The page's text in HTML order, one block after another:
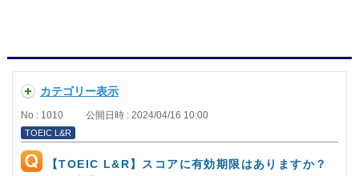
カテゴリー表示
No : 1010 公開日時 : 2024/04/16 10:00
TOEIC L&R
【TOEIC L&R】スコアに有効期限はありますか？